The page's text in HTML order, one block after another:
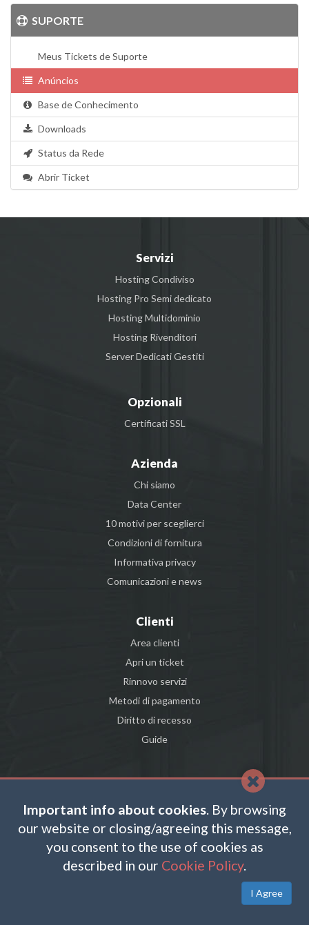
SUPORTE
Meus Tickets de Suporte
Anúncios
Base de Conhecimento
Downloads
Status da Rede
Abrir Ticket
Servizi
Hosting Condiviso
Hosting Pro Semi dedicato
Hosting Multidominio
Hosting Rivenditori
Server Dedicati Gestiti
Opzionali
Certificati SSL
Azienda
Chi siamo
Data Center
10 motivi per sceglierci
Condizioni di fornitura
Informativa privacy
Comunicazioni e news
Clienti
Area clienti
Apri un ticket
Rinnovo servizi
Metodi di pagamento
Diritto di recesso
Guide
TWITTER
LINKEDIN
COPYRIGHT © 2026 SL HOSTING PLANETEL S.P.A. - DIVISIONE .CLOUD - P.IVA E
Important info about cookies. By browsing
our website or closing/agreeing this message,
you consent to the use of cookies as
described in our Cookie Policy.
I Agree